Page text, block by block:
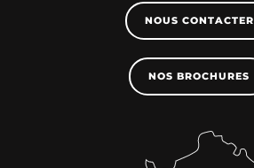
NOUS CONTACTER
NOS BROCHURES